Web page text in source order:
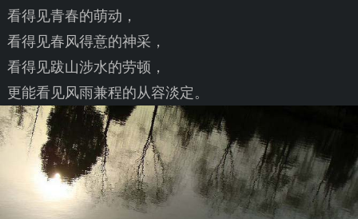
看得见青春的萌动，
看得见春风得意的神采，
看得见跋山涉水的劳顿，
更能看见风雨兼程的从容淡定。